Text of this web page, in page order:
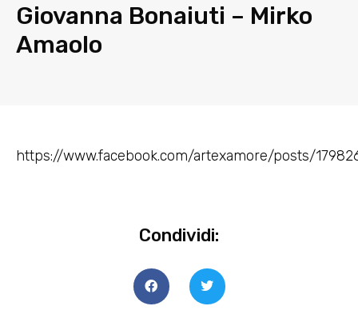
Giovanna Bonaiuti – Mirko
Amaolo
https://www.facebook.com/artexamore/posts/
Condividi: